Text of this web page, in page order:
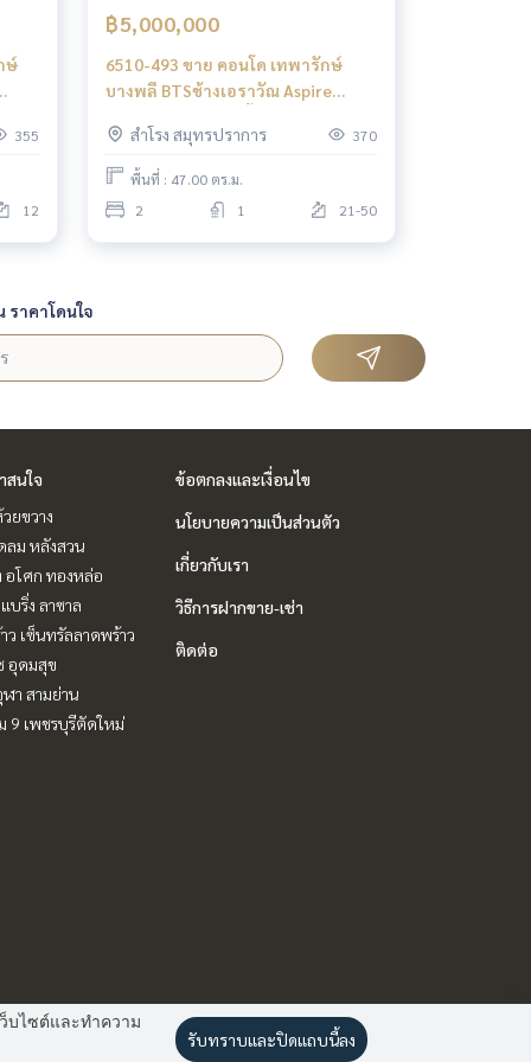
ษ์
355
12
฿5,000,000
6510-493 ขาย คอนโด เทพารักษ์
บางพลี BTSช้างเอราวัณ Aspire
สำโรง สมุทรปราการ
370
พื้นที่ : 47.00 ตร.ม.
2
1 21-50
ราคาโดนใจ
สนใจ
ยขวาง
ลม หลังสวน
อโศก ทองหล่อ
บริ่ง ลาซาล
ว เซ็นทรัลลาดพร้าว
อุดมสุข
า สามย่าน
9 เพชรบุรีตัดใหม่
ข้อตกลงและเงื่อนไข
นโยบายความเป็นส่วนตัว
เกี่ยวกับเรา
วิธีการฝากขาย-เช่า
ติดต่อ
บไซต์และทำความ
รับทราบและปิดแถบนี้ลง